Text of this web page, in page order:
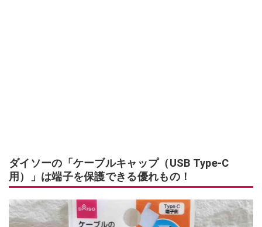
ダイソーの「ケーブルキャップ（USB Type-C
用）」は端子を保護できる優れもの！